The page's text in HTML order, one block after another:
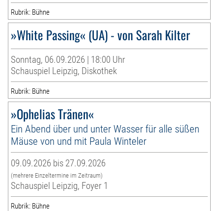
Rubrik: Bühne
»White Passing« (UA) - von Sarah Kilter
Sonntag, 06.09.2026 | 18:00 Uhr
Schauspiel Leipzig, Diskothek
Rubrik: Bühne
»Ophelias Tränen«
Ein Abend über und unter Wasser für alle süßen
Mäuse von und mit Paula Winteler
09.09.2026 bis 27.09.2026
(mehrere Einzeltermine im Zeitraum)
Schauspiel Leipzig, Foyer 1
Rubrik: Bühne